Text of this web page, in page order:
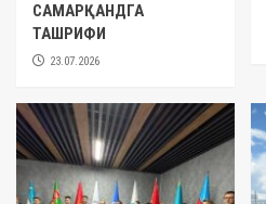
САМАРҚАНДГА
ТАШРИФИ
23.07.2026